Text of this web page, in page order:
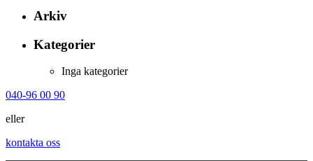
Arkiv
Kategorier
Inga kategorier
040-96 00 90
eller
kontakta oss